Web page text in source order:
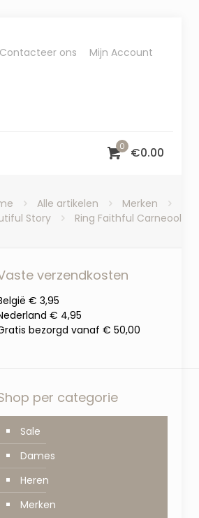
Contacteer ons Mijn Account
0 €0.00
Alle artikelen
Merken
Story
Ring Faithful Carneool
verzendkosten
€ 3,95
€ 4,95
bezorgd vanaf € 50,00
per categorie
Sale
Dames
Heren
Merken